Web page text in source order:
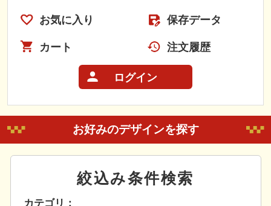
お気に入り 保存データ
カート 注文履歴
ログイン
お好みのデザインを探す
絞込み条件検索
カテゴリ：